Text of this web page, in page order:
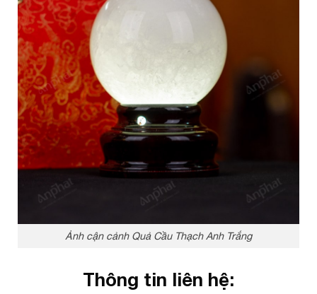
Ảnh cận cảnh Quả Cầu Thạch Anh Trắng
Thông tin liên hệ: